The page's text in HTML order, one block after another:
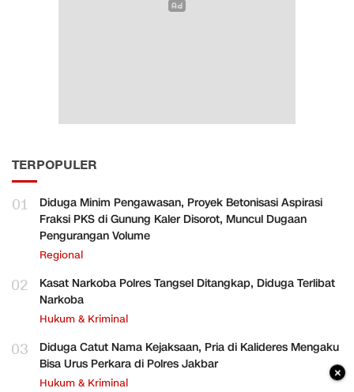
TERPOPULER
01
Diduga Minim Pengawasan, Proyek Betonisasi Aspirasi
Fraksi PKS di Gunung Kaler Disorot, Muncul Dugaan
Pengurangan Volume
Regional
02
Kasat Narkoba Polres Tangsel Ditangkap, Diduga Terlibat
Narkoba
Hukum & Kriminal
03
Diduga Catut Nama Kejaksaan, Pria di Kalideres Mengaku
Bisa Urus Perkara di Polres Jakbar
Hukum & Kriminal
×